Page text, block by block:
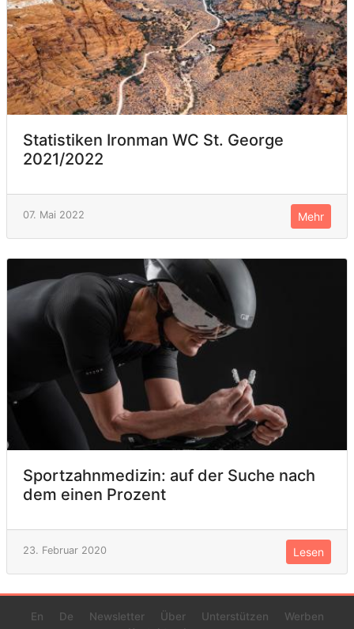
Statistiken Ironman WC St. George
2021/2022
07. Mai 2022 Mehr
Sportzahnmedizin: auf der Suche nach
dem einen Prozent
23. Februar 2020 Lesen
En De Newsletter Über Unterstützen
Werben